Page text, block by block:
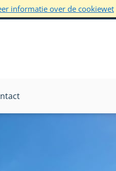
informatie over de cookiewet